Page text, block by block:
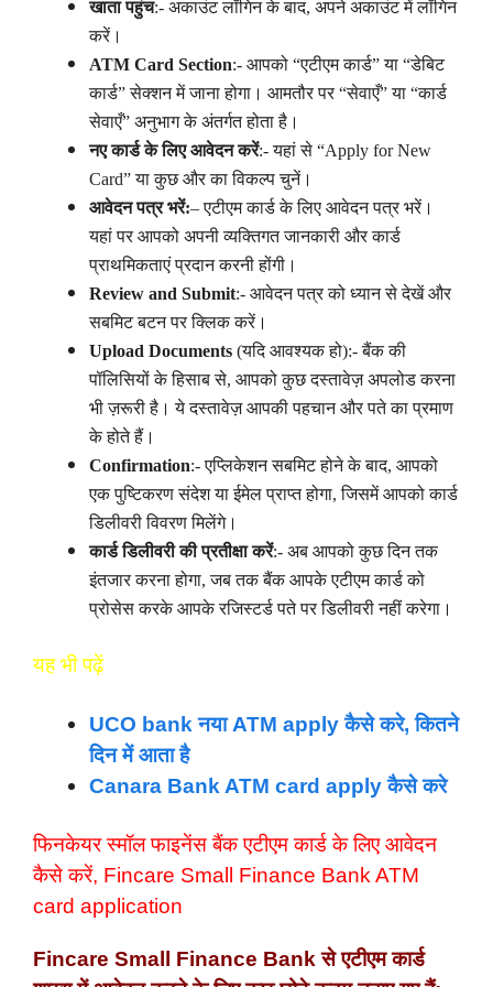
खाता पहुंच:- अकाउंट लॉगिन के बाद, अपने अकाउंट में लॉगिन
करें।
ATM Card Section:- आपको “एटीएम कार्ड” या “डेबिट
कार्ड” सेक्शन में जाना होगा। आमतौर पर “सेवाएँ” या “कार्ड
सेवाएँ” अनुभाग के अंतर्गत होता है।
नए कार्ड के लिए आवेदन करें:- यहां से “Apply for New
Card” या कुछ और का विकल्प चुनें।
आवेदन पत्र भरें:– एटीएम कार्ड के लिए आवेदन पत्र भरें।
यहां पर आपको अपनी व्यक्तिगत जानकारी और कार्ड
प्राथमिकताएं प्रदान करनी होंगी।
Review and Submit:- आवेदन पत्र को ध्यान से देखें और
सबमिट बटन पर क्लिक करें।
Upload Documents (यदि आवश्यक हो):- बैंक की
पॉलिसियों के हिसाब से, आपको कुछ दस्तावेज़ अपलोड करना
भी ज़रूरी है। ये दस्तावेज़ आपकी पहचान और पते का प्रमाण
के होते हैं।
Confirmation:- एप्लिकेशन सबमिट होने के बाद, आपको
एक पुष्टिकरण संदेश या ईमेल प्राप्त होगा, जिसमें आपको कार्ड
डिलीवरी विवरण मिलेंगे।
कार्ड डिलीवरी की प्रतीक्षा करें:- अब आपको कुछ दिन तक
इंतजार करना होगा, जब तक बैंक आपके एटीएम कार्ड को
प्रोसेस करके आपके रजिस्टर्ड पते पर डिलीवरी नहीं करेगा।
यह भी पढ़ें
UCO bank नया ATM apply कैसे करे, कितने
दिन में आता है
Canara Bank ATM card apply कैसे करे
फिनकेयर स्मॉल फाइनेंस बैंक एटीएम कार्ड के लिए आवेदन
कैसे करें, Fincare Small Finance Bank ATM
card application
Fincare Small Finance Bank से एटीएम कार्ड